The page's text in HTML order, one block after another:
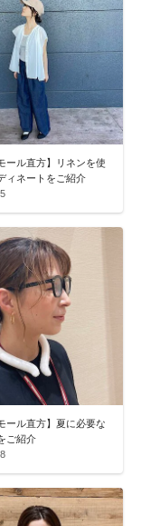
ール直方】リネンを使
ィネートをご紹介
ール直方】夏に必要な
ご紹介